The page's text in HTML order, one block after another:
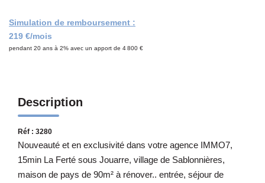
Simulation de remboursement :
219 €/mois
pendant 20 ans à 2% avec un apport de 4 800 €
Description
Réf : 3280
Nouveauté et en exclusivité dans votre agence IMMO7,
15min La Ferté sous Jouarre, village de Sablonnières,
maison de pays de 90m² à rénover.. entrée, séjour de